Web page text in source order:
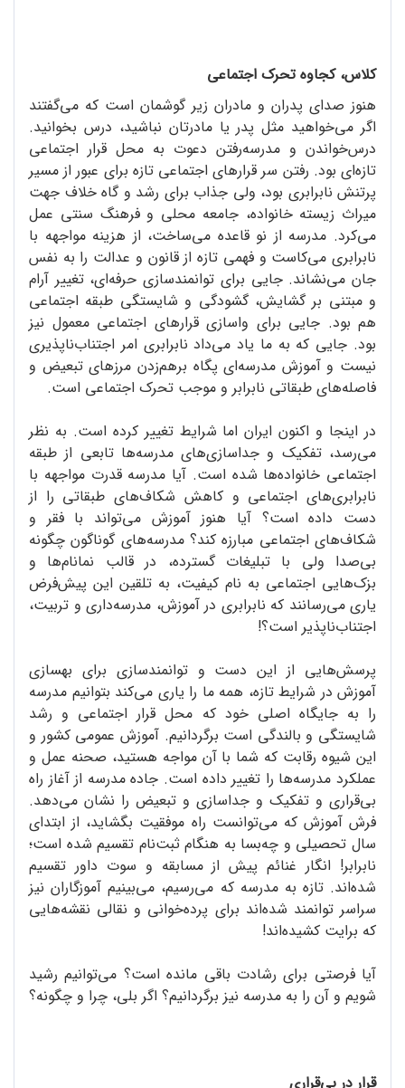
کلاس، کجاوه تحرک اجتماعی
هنوز صدای پدران و مادران زیر گوشمان است که می‌گفتند
اگر می‌خواهید مثل پدر یا مادرتان نباشید، درس بخوانید.
درس‌خواندن و مدرسه‌رفتن دعوت به محل قرار اجتماعی
تازه‌ای بود. رفتن سر قرارهای اجتماعی تازه برای عبور از مسیر
پرتنش نابرابری بود، ولی جذاب برای رشد و گاه خلاف جهت
میراث زیسته خانواده، جامعه محلی و فرهنگ سنتی عمل
می‌کرد. مدرسه از نو قاعده می‌ساخت، از هزینه مواجهه با
نابرابری می‌کاست و فهمی تازه از قانون و عدالت را به نفس
جان می‌نشاند. جایی برای توانمندسازی حرفه‌ای، تغییر آرام
و مبتنی بر گشایش، گشودگی و شایستگی طبقه اجتماعی
هم بود. جایی برای واسازی قرارهای اجتماعی معمول نیز
بود. جایی که به ما یاد می‌داد نابرابری امر اجتناب‌ناپذیری
نیست و آموزش مدرسه‌ای پگاه برهم‌زدن مرزهای تبعیض و
فاصله‌های طبقاتی نابرابر و موجب تحرک اجتماعی است.
در اینجا و اکنون ایران اما شرایط تغییر کرده است. به نظر
می‌رسد، تفکیک و جداسازی‌های مدرسه‌ها تابعی از طبقه
اجتماعی خانواده‌ها شده است. آیا مدرسه قدرت مواجهه با
نابرابری‌های اجتماعی و کاهش شکاف‌های طبقاتی را از
دست داده است؟ آیا هنوز آموزش می‌تواند با فقر و
شکاف‌های اجتماعی مبارزه کند؟ مدرسه‌های گوناگون چگونه
بی‌صدا ولی با تبلیغات گسترده، در قالب نمانام‌ها و
بزک‌هایی اجتماعی به نام کیفیت، به تلقین این پیش‌فرض
یاری می‌رسانند که نابرابری در آموزش، مدرسه‌داری و تربیت،
اجتناب‌ناپذیر است؟!
پرسش‌هایی از این دست و توانمندسازی برای بهسازی
آموزش در شرایط تازه، همه ما را یاری می‌کند بتوانیم مدرسه
را به جایگاه اصلی خود که محل قرار اجتماعی و رشد
شایستگی و بالندگی است برگردانیم. آموزش عمومی کشور و
این شیوه رقابت که شما با آن مواجه هستید، صحنه عمل و
عملکرد مدرسه‌ها را تغییر داده است. جاده مدرسه از آغاز راه
بی‌قراری و تفکیک و جداسازی و تبعیض را نشان می‌دهد.
فرش آموزش که می‌توانست راه موفقیت بگشاید، از ابتدای
سال تحصیلی و چه‌بسا به هنگام ثبت‌نام تقسیم شده است؛
نابرابر! انگار غنائم پیش از مسابقه و سوت داور تقسیم
شده‌اند. تازه به مدرسه که می‌رسیم، می‌بینیم آموزگاران نیز
سراسر توانمند شده‌اند برای پرده‌خوانی و نقالی نقشه‌هایی
که برایت کشیده‌اند!
آیا فرصتی برای رشادت باقی مانده است؟ می‌توانیم رشید
شویم و آن را به مدرسه نیز برگردانیم؟ اگر بلی، چرا و چگونه؟
قرار در بی‌قراری